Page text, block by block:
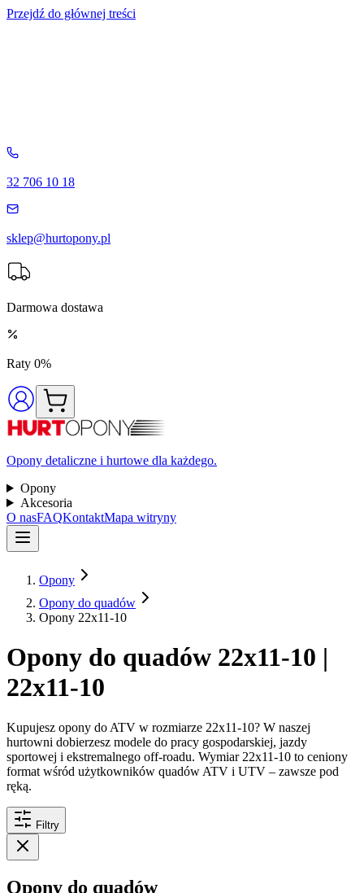
Przejdź do głównej treści
32 706 10 18
sklep@hurtopony.pl
Darmowa dostawa
Raty 0%
Opony detaliczne i hurtowe dla każdego.
Opony
Akcesoria
O nasFAQKontaktMapa witryny
Opony
Opony do quadów
Opony 22x11-10
Opony do quadów 22x11-10 |
22x11-10
Kupujesz opony do ATV w rozmiarze 22x11-10? W naszej
hurtowni dobierzesz modele do pracy gospodarskiej, jazdy
sportowej i ekstremalnego off-roadu. Wymiar 22x11-10 to ceniony
format wśród użytkowników quadów ATV i UTV – zawsze pod
ręką.
Filtry
Opony do quadów